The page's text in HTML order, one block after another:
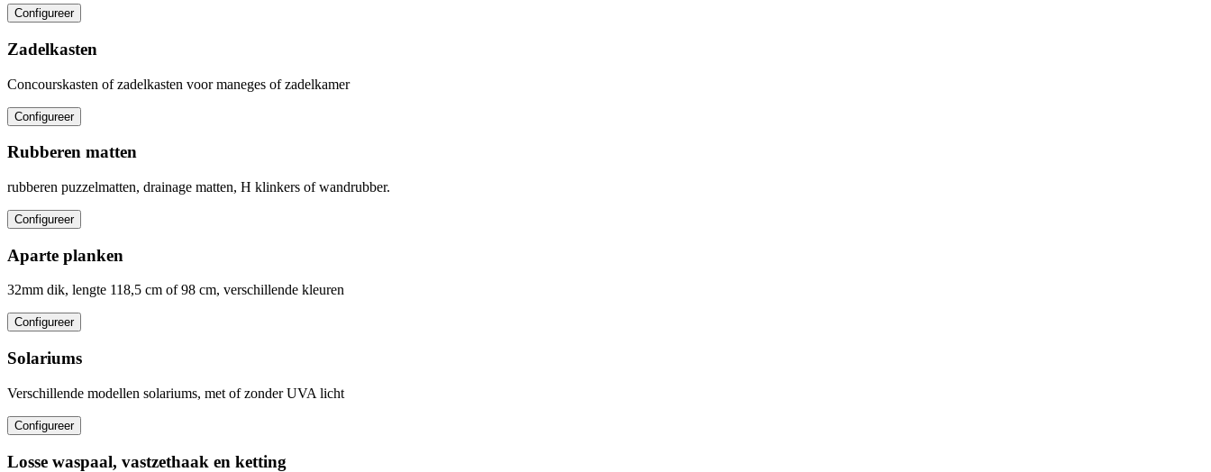
Configureer
Zadelkasten
Concourskasten of zadelkasten voor maneges of zadelkamer
Configureer
Rubberen matten
rubberen puzzelmatten, drainage matten, H klinkers of wandrubber.
Configureer
Aparte planken
32mm dik, lengte 118,5 cm of 98 cm, verschillende kleuren
Configureer
Solariums
Verschillende modellen solariums, met of zonder UVA licht
Configureer
Losse waspaal, vastzethaak en ketting